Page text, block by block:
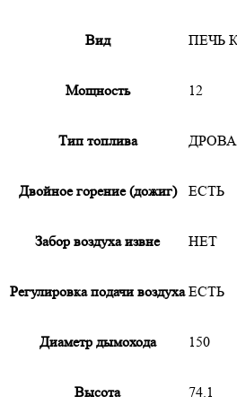
Вид ПЕЧЬ
Мощность 12
Тип топлива ДРОВА
Двойное горение (дожиг) ЕСТЬ
Забор воздуха извне НЕТ
Регулировка подачи воздуха ЕСТЬ
Диаметр дымохода 150
Высота 74.1